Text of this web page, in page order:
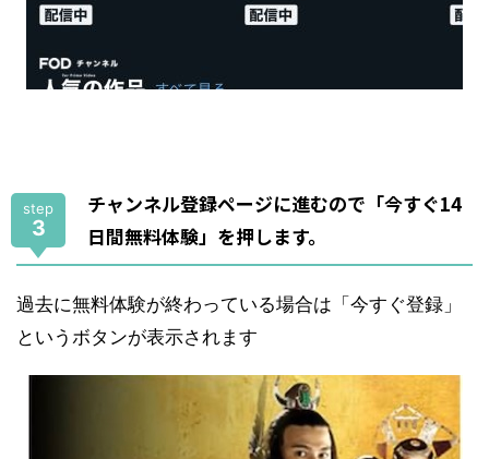
step
3
チャンネル登録ページに進むので「今すぐ14
日間無料体験」を押します。
過去に無料体験が終わっている場合は「今すぐ登録」
というボタンが表示されます